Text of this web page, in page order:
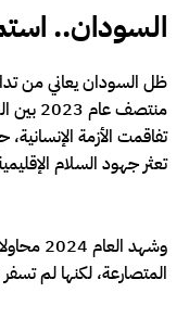
السودان..
ظل السودان يعاني من
منتصف عام 2023 بين الجيش السوداني وقوات الدعم السريع.
تفاقمت الأزمة
تعثر جهود السلام
وشهد
المتصارعة، لكنها لم